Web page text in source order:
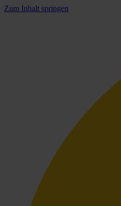
Zum Inhalt springen